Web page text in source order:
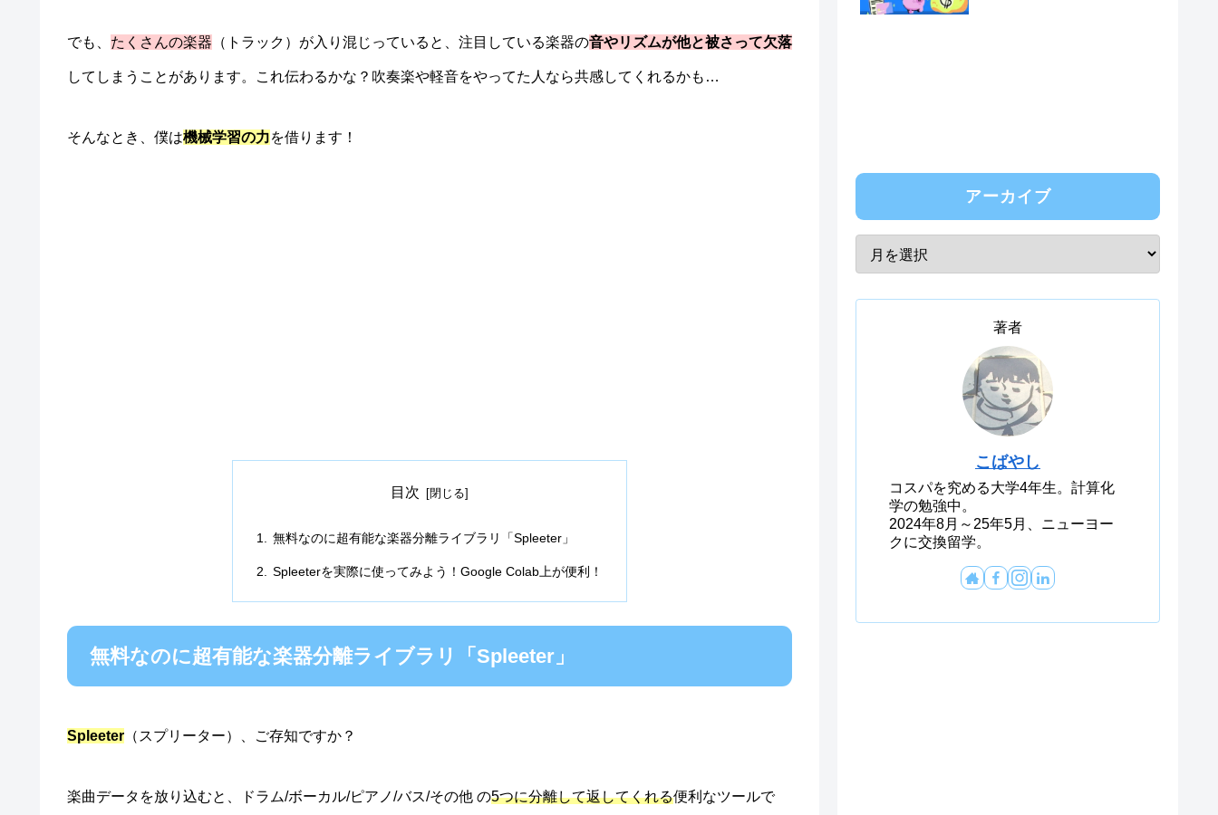
でも、 たくさんの楽器 （トラック）が入り混じっていると、注目している楽器の音やリズムが他と被さって欠落
してしまうことがあります。これ伝わるかな？吹奏楽や軽音をやってた人なら共感してくれるかも…
そんなとき、僕は機械学習の力を借ります！
目次
無料なのに超有能な楽器分離ライブラリ「Spleeter」
Spleeterを実際に使ってみよう！Google Colab上が便利！
無料なのに超有能な楽器分離ライブラリ「Spleeter」
Spleeter （スプリーター）、ご存知ですか？
楽曲データを放り込むと、ドラム/ボーカル/ピアノ/バス/その他 の5つに分離して返してくれる便利なツールで
アーカイブ
著者
こばやし
コスパを究める大学4年生。計算化
学の勉強中。
2024年8月～25年5月、ニューヨー
クに交換留学。